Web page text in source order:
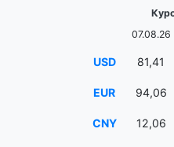
07.08.26
USD 81,41
EUR 94,06
CNY 12,06